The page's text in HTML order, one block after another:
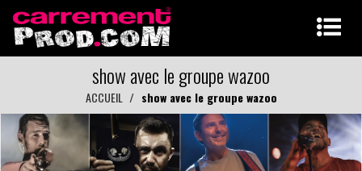
show avec le groupe wazoo
ACCUEIL show avec le groupe wazoo